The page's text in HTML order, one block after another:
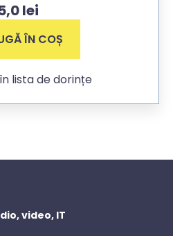
lei
ÎN COȘ
lista de dorințe
video, IT